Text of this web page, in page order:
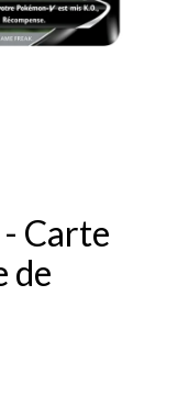
Carte
de